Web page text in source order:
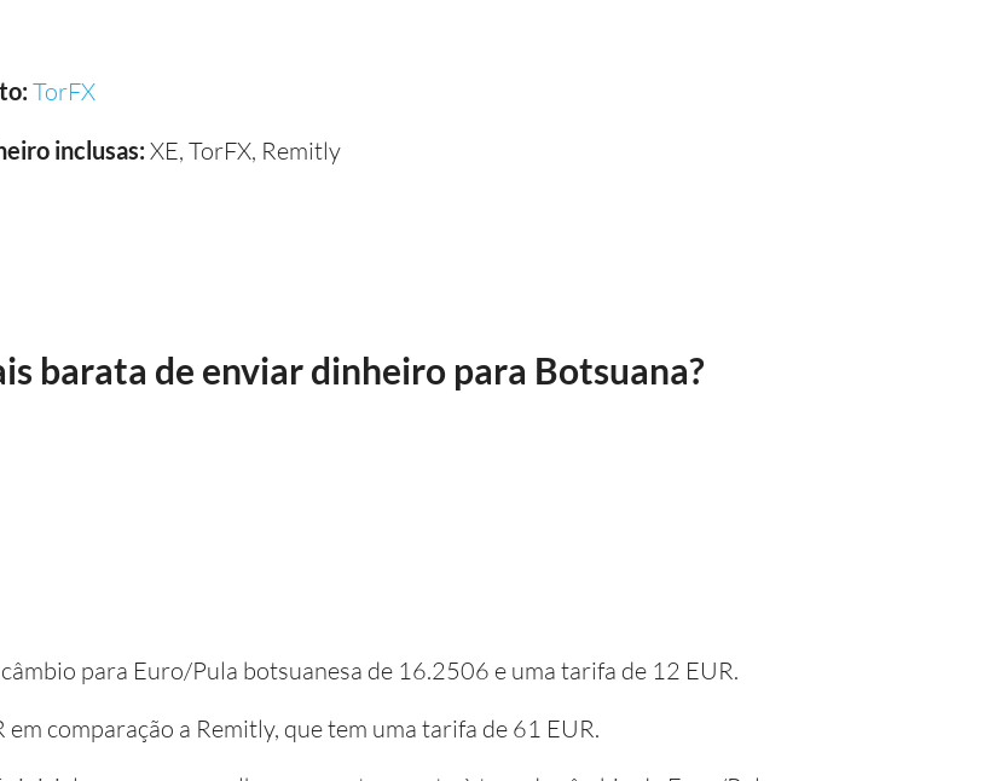
TorFX
inclusas: XE, TorFX, Remitly
barata de enviar dinheiro para Botsuana?
para Euro/Pula botsuanesa de 16.2506 e uma tarifa de 12 EUR.
comparação a Remitly, que tem uma tarifa de 61 EUR.